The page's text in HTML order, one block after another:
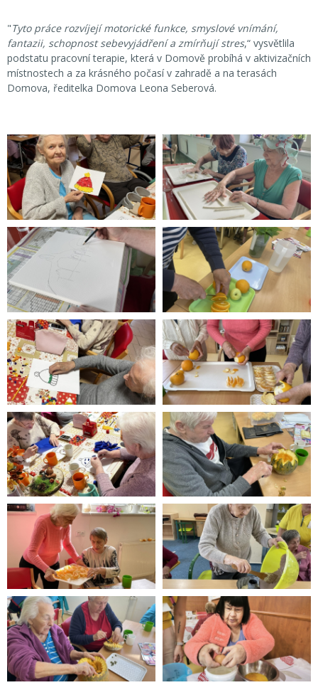
"Tyto práce rozvíjejí motorické funkce, smyslové vnímání,
fantazii, schopnost sebevyjádření a zmírňují stres,“ vysvětlila
podstatu pracovní terapie, která v Domově probíhá v aktivizačních
místnostech a za krásného počasí v zahradě a na terasách
Domova, ředitelka Domova Leona Seberová.